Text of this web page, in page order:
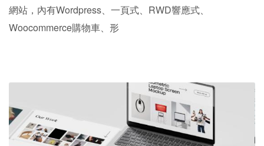
網站，內有Wordpress、一頁式、RWD響應式、
Woocommerce購物車、形